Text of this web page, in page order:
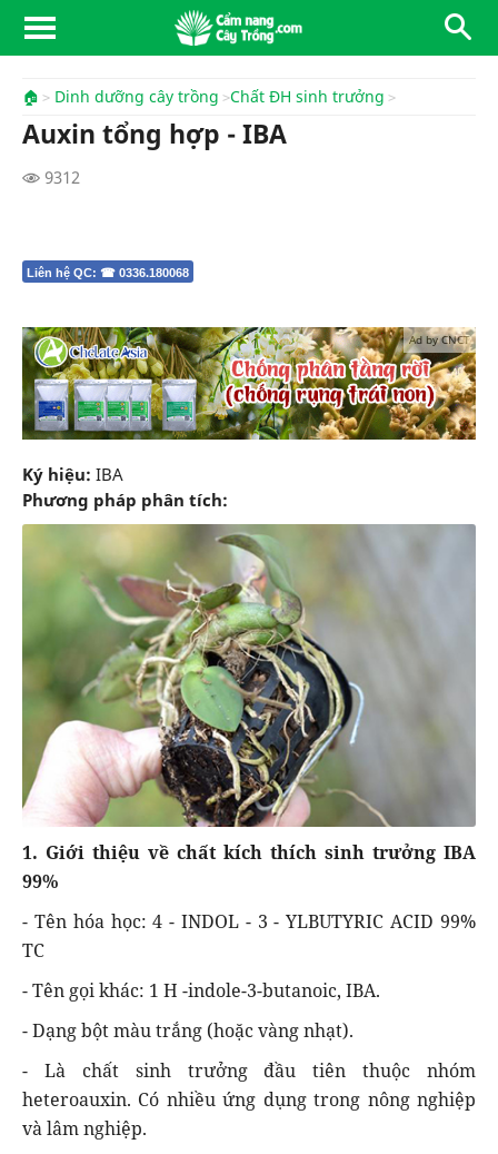
🏠 Dinh dưỡng cây trồng Chất ĐH sinh trưởng
Auxin tổng hợp - IBA
9312
Liên hệ QC: ☎ 0336.180068
Ad by CNCT
Ký hiệu: IBA
Phương pháp phân tích:
1. Giới thiệu về chất kích thích sinh trưởng IBA
99%
- Tên hóa học: 4 - INDOL - 3 - YLBUTYRIC ACID 99%
TC
- Tên gọi khác: 1 H -indole-3-butanoic, IBA.
- Dạng bột màu trắng (hoặc vàng nhạt).
- Là chất sinh trưởng đầu tiên thuộc nhóm
heteroauxin. Có nhiều ứng dụng trong nông nghiệp
và lâm nghiệp.